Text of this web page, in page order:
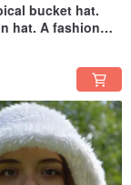
bucket hat.
hat. A fashion
hat.